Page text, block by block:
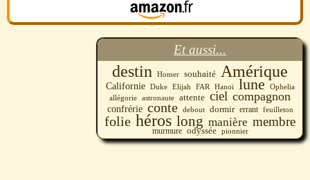
Et aussi...
destin Homer souhaité Amérique
Californie Duke Elijah FAR Hanoi lune
Ophelia
allégorie
astronaute attente ciel compagnon
confrérie conte debout dormir errant feuilleton
folie héros long manière membre
murmure odyssée pionnier